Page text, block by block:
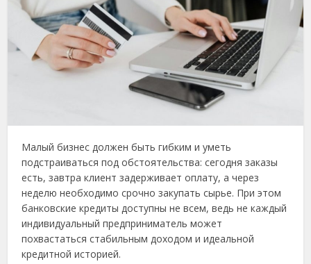
Малый бизнес должен быть гибким и уметь
подстраиваться под обстоятельства: сегодня заказы
есть, завтра клиент задерживает оплату, а через
неделю необходимо срочно закупать сырье. При этом
банковские кредиты доступны не всем, ведь не каждый
индивидуальный предприниматель может
похвастаться стабильным доходом и идеальной
кредитной историей.